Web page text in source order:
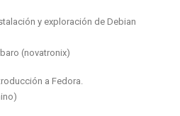
y exploración de Debian
(novatronix)
a Fedora.